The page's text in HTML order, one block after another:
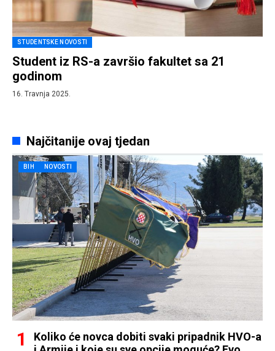
STUDENTSKE NOVOSTI
Student iz RS-a završio fakultet sa 21
godinom
16. Travnja 2025.
Najčitanije ovaj tjedan
BIH NOVOSTI
Koliko će novca dobiti svaki pripadnik HVO-a